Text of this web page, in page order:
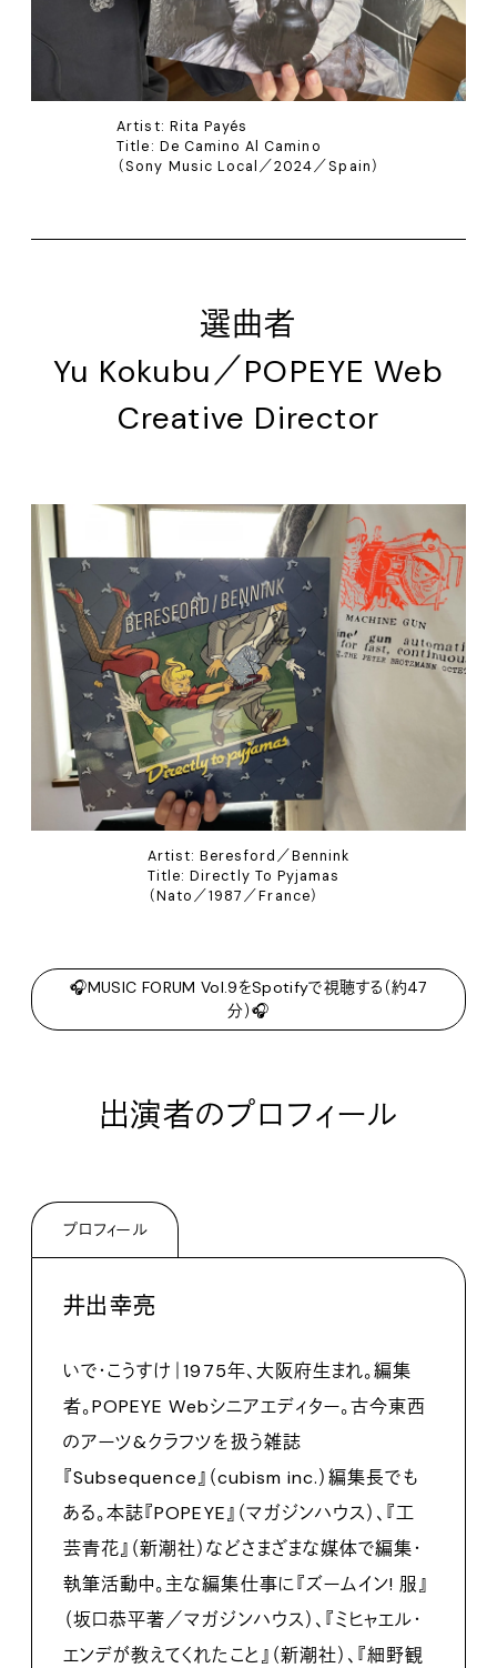
Artist: Rita Payés
Title: De Camino Al Camino
（Sony Music Local／2024／Spain）
選曲者
Yu Kokubu／POPEYE Web
Creative Director
Artist: Beresford／Bennink
Title: Directly To Pyjamas
（Nato／1987／France）
🎧MUSIC FORUM Vol.9をSpotifyで視聴する（約47
分）🎧
出演者のプロフィール
プロフィール
井出幸亮
いで・こうすけ｜1975年、大阪府生まれ。編集
者。POPEYE Webシニアエディター。古今東西
のアーツ&クラフツを扱う雑誌
『Subsequence』（cubism inc.）編集長でも
ある。本誌『POPEYE』（マガジンハウス）、『工
芸青花』（新潮社）などさまざまな媒体で編集・
執筆活動中。主な編集仕事に『ズームイン! 服』
（坂口恭平著／マガジンハウス）、『ミヒャエル・
エンデが教えてくれたこと』（新潮社）、『細野観